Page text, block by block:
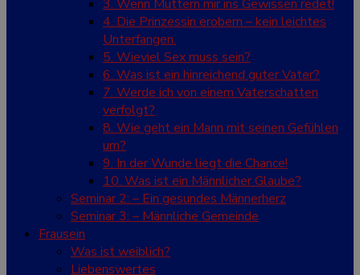
3. Wenn Muttern mir ins Gewissen redet!
4. Die Prinzessin erobern – kein leichtes
Unterfangen.
5. Wieviel Sex muss sein?
6. Was ist ein hinreichend guter Vater?
7. Werde ich von einem Vaterschatten
verfolgt?
8. Wie geht ein Mann mit seinen Gefühlen
um?
9. In der Wunde liegt die Chance!
10. Was ist ein Männlicher Glaube?
Seminar 2: – Ein gesundes Männerherz
Seminar 3: – Männliche Gemeinde
Frausein
Was ist weiblich?
Liebenswertes